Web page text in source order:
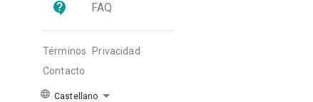
FAQ
Términos
Privacidad
Contacto
Castellano